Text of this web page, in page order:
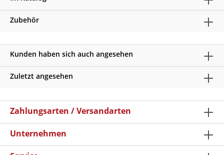
Zubehör
Kunden haben sich auch angesehen
Zuletzt angesehen
Zahlungsarten / Versandarten
Unternehmen